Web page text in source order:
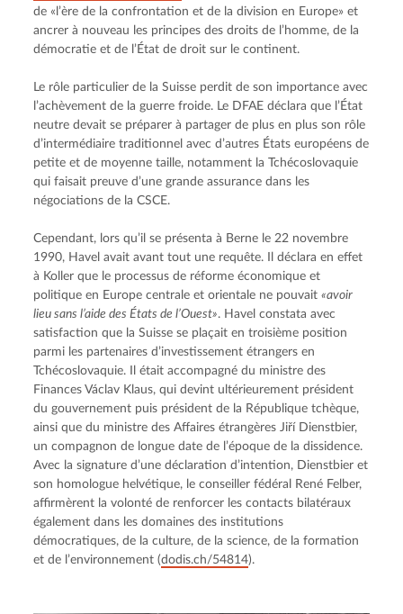
de «l’ère de la confrontation et de la division en Europe» et
ancrer à nouveau les principes des droits de l’homme, de la
démocratie et de l’État de droit sur le continent.
Le rôle particulier de la Suisse perdit de son importance avec
l’achèvement de la guerre froide. Le DFAE déclara que l’État
neutre devait se préparer à partager de plus en plus son rôle
d’intermédiaire traditionnel avec d’autres États européens de
petite et de moyenne taille, notamment la Tchécoslovaquie
qui faisait preuve d’une grande assurance dans les
négociations de la CSCE.
Cependant, lors qu’il se présenta à Berne le 22 novembre
1990, Havel avait avant tout une requête. Il déclara en effet
à Koller que le processus de réforme économique et
politique en Europe centrale et orientale ne pouvait «avoir
lieu sans l’aide des États de l’Ouest». Havel constata avec
satisfaction que la Suisse se plaçait en troisième position
parmi les partenaires d’investissement étrangers en
Tchécoslovaquie. Il était accompagné du ministre des
Finances Václav Klaus, qui devint ultérieurement président
du gouvernement puis président de la République tchèque,
ainsi que du ministre des Affaires étrangères Jiří Dienstbier,
un compagnon de longue date de l’époque de la dissidence.
Avec la signature d’une déclaration d’intention, Dienstbier et
son homologue helvétique, le conseiller fédéral René Felber,
affirmèrent la volonté de renforcer les contacts bilatéraux
également dans les domaines des institutions
démocratiques, de la culture, de la science, de la formation
et de l’environnement (dodis.ch/54814).